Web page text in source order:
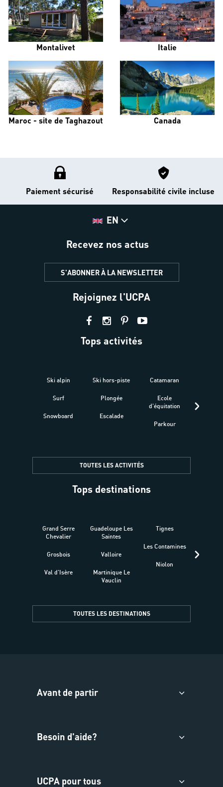
Montalivet Italie
Maroc - site de Taghazout Canada
Paiement sécurisé Responsabilité civile incluse
EN
Recevez nos actus
S'ABONNER À LA NEWSLETTER
Rejoignez l'UCPA
Tops activités
Ski alpin
Surf
Snowboard
Ski hors-piste
Plongée
Escalade
Catamaran
Ecole
d'équitation
Parkour
TOUTES LES ACTIVITÉS
Tops destinations
Grand Serre
Chevalier
Grosbois
Val d'Isère
Guadeloupe Les
Saintes
Valloire
Martinique Le
Vauclin
Tignes
Les Contamines
Niolon
TOUTES LES DESTINATIONS
Avant de partir
Besoin d'aide?
UCPA pour tous